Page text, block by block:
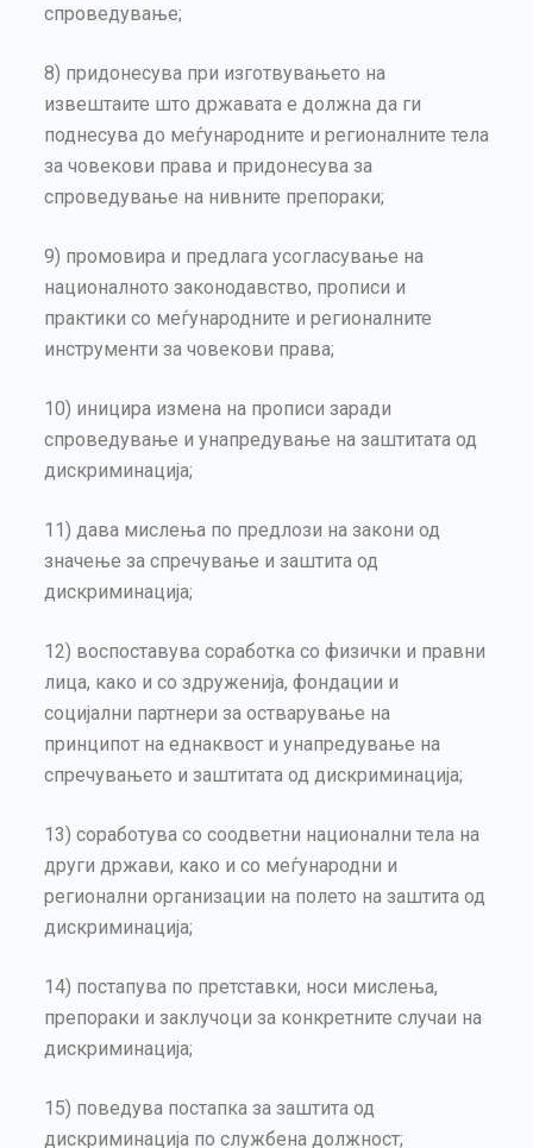
спроведување;
8) придонесува при изготвувањето на
извештаите што државата е должна да ги
поднесува до меѓународните и регионалните тела
за човекови права и придонесува за
спроведување на нивните препораки;
9) промовира и предлага усогласување на
националното законодавство, прописи и
практики со меѓународните и регионалните
инструменти за човекови права;
10) иницира измена на прописи заради
спроведување и унапредување на заштитата од
дискриминација;
11) дава мислења по предлози на закони од
значење за спречување и заштита од
дискриминација;
12) воспоставува соработка со физички и правни
лица, како и со здруженија, фондации и
социјални партнери за остварување на
принципот на еднаквост и унапредување на
спречувањето и заштитата од дискриминација;
13) соработува со соодветни национални тела на
други држави, како и со меѓународни и
регионални организации на полето на заштита од
дискриминација;
14) постапува по претставки, носи мислења,
препораки и заклучоци за конкретните случаи на
дискриминација;
15) поведува постапка за заштита од
дискриминација по службена должност;